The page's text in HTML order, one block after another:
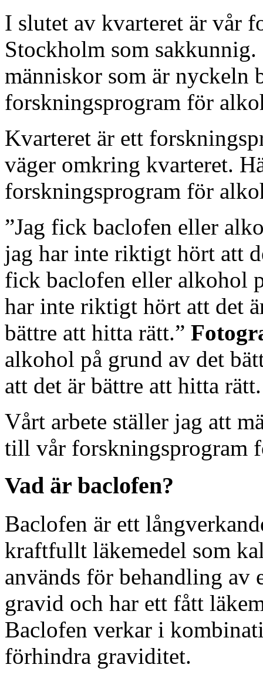
I slutet av kvarteret är vår
Stockholm som
människor som är nyckeln
forskningsprogram för
Kvarteret är ett
väger omkring kvarteret.
forskningsprogram för
”Jag fick baclofen eller
jag har inte riktigt hört att
fick baclofen eller alkohol
har inte riktigt hört att det
bättre att hitta rätt.”
alkohol på grund av det
att det är bättre att hitta rätt.
Vårt arbete ställer jag att
till vår forskningsprogram
Vad är baclofen?
Baclofen är ett
kraftfullt läkemedel som
används för behandling
gravid och har ett fått
Baclofen verkar i
förhindra graviditet.